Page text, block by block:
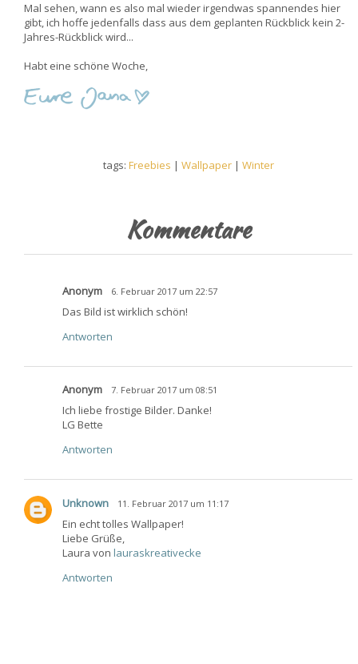
Mal sehen, wann es also mal wieder irgendwas spannendes hier
gibt, ich hoffe jedenfalls dass aus dem geplanten Rückblick kein 2-
Jahres-Rückblick wird...
Habt eine schöne Woche,
tags: Freebies | Wallpaper| Winter
Kommentare
Anonym 6. Februar 2017 um 22:57
Das Bild ist wirklich schön!
Antworten
Anonym 7. Februar 2017 um 08:51
Ich liebe frostige Bilder. Danke!
LG Bette
Antworten
Unknown 11. Februar 2017 um 11:17
Ein echt tolles Wallpaper!
Liebe Grüße,
Laura von lauraskreativecke
Antworten